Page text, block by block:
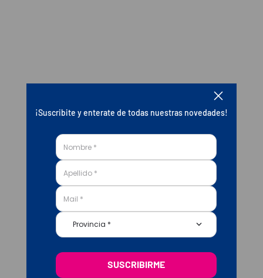
¡Suscribite y enterate de todas nuestras novedades!
Provincia *
SUSCRIBIRME